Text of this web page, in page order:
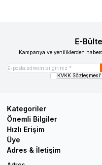
E-
Kampanya ve yeniliklerden
KVKK
Kategoriler
Önemli Bilgiler
Hızlı Erişim
Üye
Adres & İletişim